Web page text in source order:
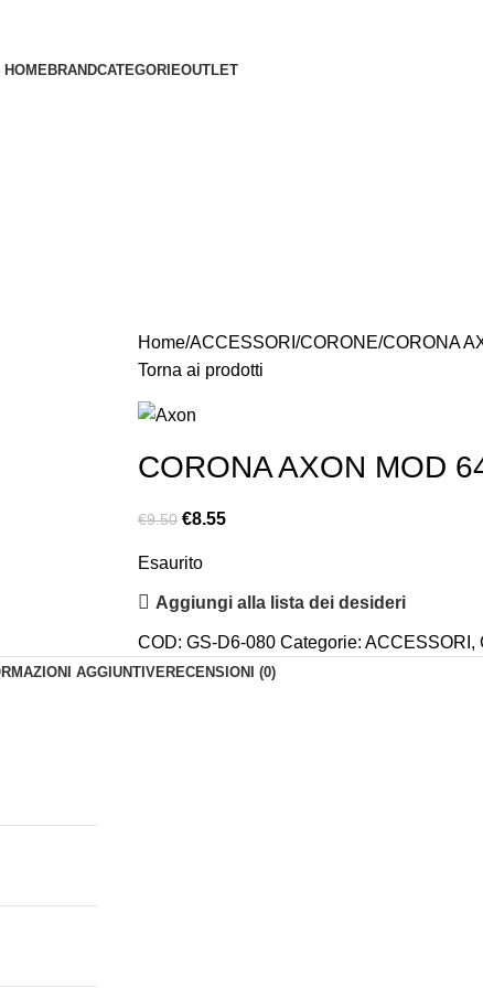
HOMEBRANDCATEGORIEOUTLET
Home ACCESSORI CORONE CORONA
Torna ai prodotti
CORONA AXON MOD
€9.50 €8.55
Esaurito
Aggiungi alla lista dei desideri
COD: GS-D6-080 Categorie: ACCESSORI ,
AGGIUNTIVERECENSIONI (0)